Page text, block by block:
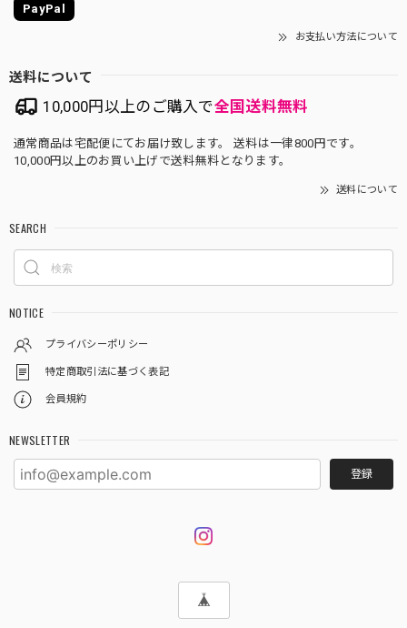
PayPal
お支払い方法について
送料について
10,000円以上のご購入で全国送料無料
通常商品は宅配便にてお届け致します。 送料は一律800円です。
10,000円以上のお買い上げで送料無料となります。
送料について
SEARCH
NOTICE
プライバシーポリシー
特定商取引法に基づく表記
会員規約
NEWSLETTER
登録